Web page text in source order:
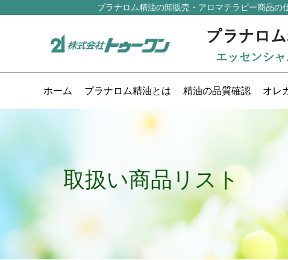
プラナロム精油の卸販売・アロマテラピー商品の
ホーム プラナロム精油とは 精油の品質確認 オレ
取扱い商品リスト